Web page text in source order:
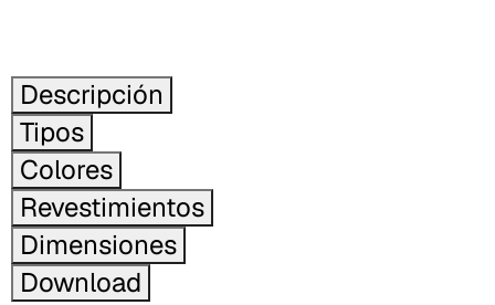
Descripción
Tipos
Colores
Revestimientos
Dimensiones
Download